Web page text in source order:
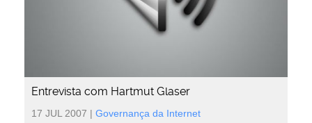
Entrevista com Hartmut Glaser
17 JUL 2007 | Governança da Internet